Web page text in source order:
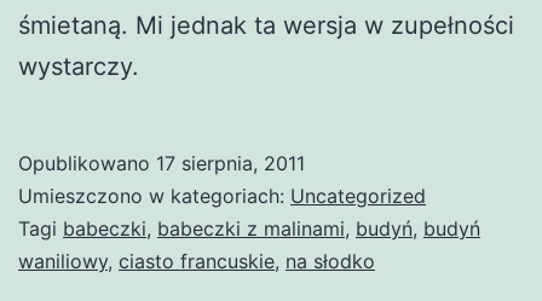
śmietaną. Mi jednak ta wersja w zupełności
wystarczy.
Opublikowano 17 sierpnia, 2011
Umieszczono w kategoriach: Uncategorized
Tagi babeczki, babeczki z malinami, budyń, budyń
waniliowy, ciasto francuskie, na słodko